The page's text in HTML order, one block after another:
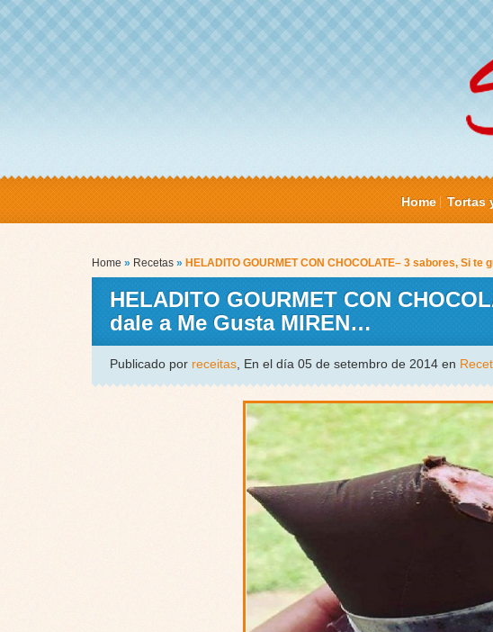
Home Tortas
Home » Recetas » HELADITO GOURMET CON CHOCOLATE– 3 sabores, Si
HELADITO GOURMET CON
dale a Me Gusta MIREN…
Publicado por receitas , En el día 05 de setembro de 2014 en